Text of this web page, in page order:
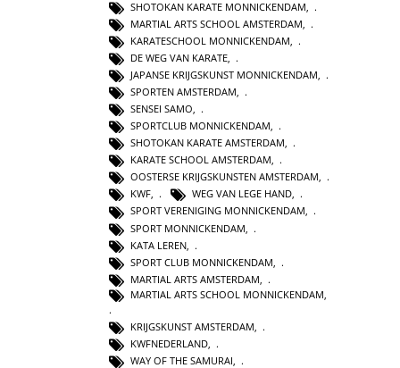
SHOTOKAN KARATE MONNICKENDAM
MARTIAL ARTS SCHOOL AMSTERDAM
KARATESCHOOL MONNICKENDAM
DE WEG VAN KARATE
JAPANSE KRIJGSKUNST MONNICKENDAM
SPORTEN AMSTERDAM,
SENSEI SAMO,
SPORTCLUB MONNICKENDAM,
SHOTOKAN KARATE AMSTERDAM,
KARATE SCHOOL AMSTERDAM,
OOSTERSE KRIJGSKUNSTEN AMSTERDAM,
KWF, WEG VAN LEGE HAND,
SPORT VERENIGING MONNICKENDAM,
SPORT MONNICKENDAM
KATA LEREN
SPORT CLUB MONNICKENDAM
MARTIAL ARTS AMSTERDAM
MARTIAL ARTS SCHOOL MONNICKENDAM
KRIJGSKUNST AMSTERDAM
KWFNEDERLAND
WAY OF THE SAMURAI